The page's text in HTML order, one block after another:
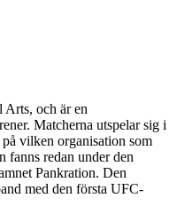
och är en
Matcherna utspelar sig i
vilken organisation som
fanns redan under den
Pankration. Den
med den första UFC-